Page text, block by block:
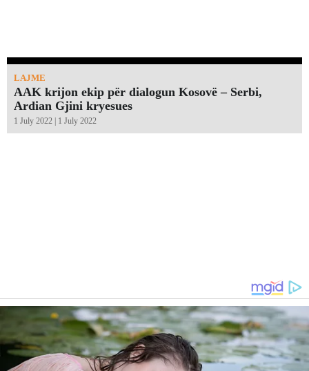
LAJME
AAK krijon ekip për dialogun Kosovë – Serbi,
Ardian Gjini kryesues
1 July 2022 | 1 July 2022